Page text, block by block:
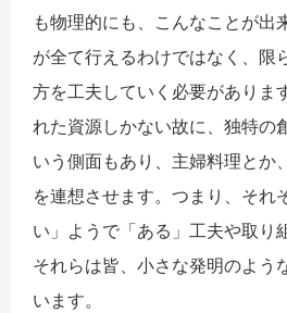
も物理的にも、こんなことが出
が全て行えるわけではなく、限
方を工夫していく必要がありま
れた資源しかない故に、独特の
いう側面もあり、主婦料理とか
を連想させます。つまり、それ
い」ようで「ある」工夫や取り
それらは皆、小さな発明のよう
います。